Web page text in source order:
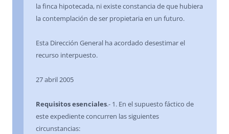
la finca hipotecada, ni existe constancia de que hubiera
la contemplación de ser propietaria en un futuro.
Esta Dirección General ha acordado desestimar el
recurso interpuesto.
27 abril 2005
Requisitos esenciales.- 1. En el supuesto fáctico de
este expediente concurren las siguientes
circunstancias: